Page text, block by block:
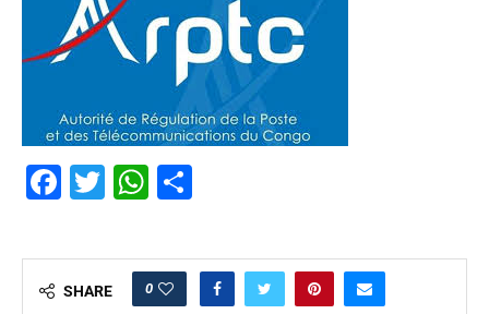
Facebook
TwitterWhatsApp
SHARE 0